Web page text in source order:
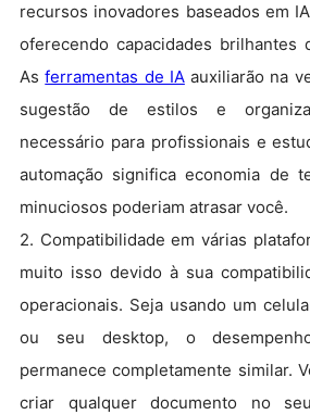
recursos inovadores baseados em
oferecendo capacidades brilhantes
Asferramentas de IAauxiliarão na
sugestão de estilos e
necessário para profissionais e
automação significa economia de
minuciosos poderiam atrasar você.
2. Compatibilidade em várias
muito isso devido à sua
operacionais. Seja usando um
ou seu desktop, o
permanece completamente similar.
criar qualquer documento no